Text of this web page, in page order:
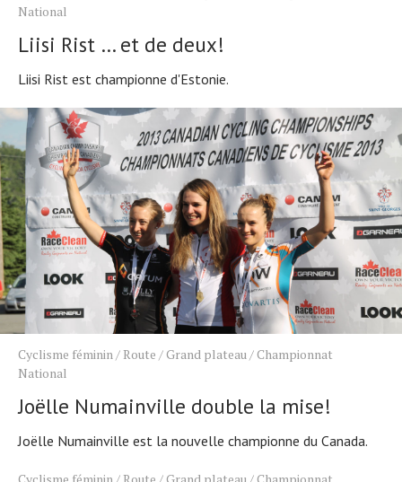
National
Liisi Rist … et de deux!
Liisi Rist est championne d'Estonie.
Cyclisme féminin / Route / Grand plateau / Championnat
National
Joëlle Numainville double la mise!
Joëlle Numainville est la nouvelle championne du Canada.
Cyclisme féminin / Route / Grand plateau / Championnat